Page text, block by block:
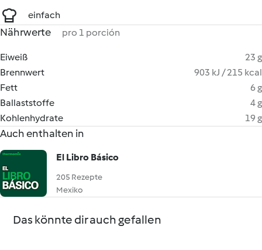
einfach
Nährwerte pro 1 porción
Eiweiß
23 g
Brennwert
903 kJ / 215 kcal
Fett
6 g
Ballaststoffe
4 g
Kohlenhydrate
19 g
Auch enthalten in
El Libro Básico
205 Rezepte
Mexiko
Das könnte dir auch gefallen